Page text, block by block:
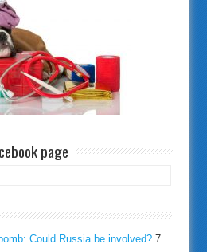
page
Could Russia be involved? 7